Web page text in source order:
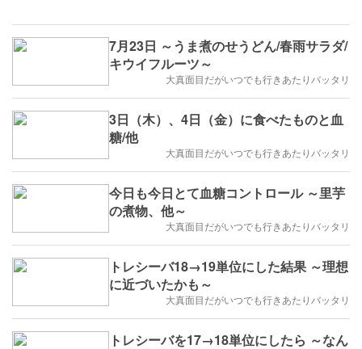
7月23日 ～うま煮のせうどん/春雨サラダ/
キウイフルーツ～
大真面目だがいつでも行きあたりバッタリ
3日（木）、4日（金）に食べたものと血
糖/他
大真面目だがいつでも行きあたりバッタリ
今日も今日とて血糖コントロール ～里芋
の煮物、他～
大真面目だがいつでも行きあたりバッタリ
トレシーバ18→19単位にした結果 ～理想
に近づいたかも～
大真面目だがいつでも行きあたりバッタリ
トレシーバを17→18単位にしたら ～なん